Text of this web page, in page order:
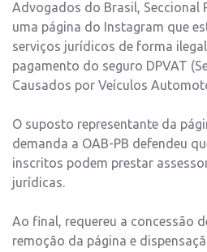
Advogados do Brasil, Seccional
uma página do Instagram que
serviços jurídicos de forma
pagamento do seguro DPVAT
Causados por Veículos
O suposto representante da
demanda a OAB-PB defendeu
inscritos podem prestar
jurídicas.
Ao final, requereu a concessão
remoção da página e